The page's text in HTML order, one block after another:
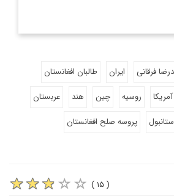
فرقانی ایران
طالبان افغانستان
آمریکا روسیه چین هند
عربستان
پروسه صلح افغانستان
( ۱۵ )